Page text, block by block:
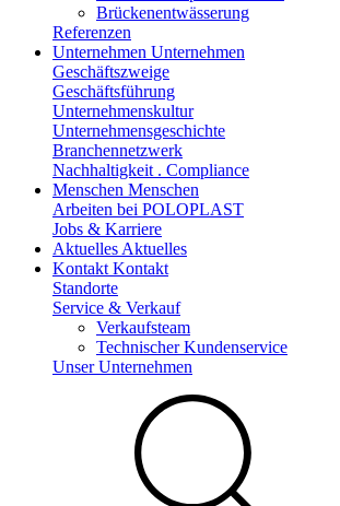
Brückenentwässerung
Referenzen
Unternehmen Unternehmen
Geschäftszweige
Geschäftsführung
Unternehmenskultur
Unternehmensgeschichte
Branchennetzwerk
Nachhaltigkeit . Compliance
Menschen Menschen
Arbeiten bei POLOPLAST
Jobs & Karriere
Aktuelles Aktuelles
Kontakt Kontakt
Standorte
Service & Verkauf
Verkaufsteam
Technischer Kundenservice
Unser Unternehmen